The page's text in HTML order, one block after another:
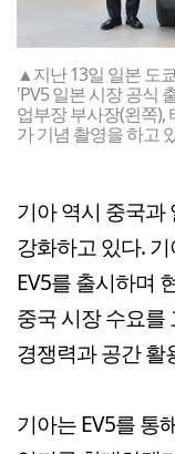
▲지난 13일 일본 도
'PV5 일본 시장 공식
업부장 부사장(왼쪽),
가 기념 촬영을 하고
기아 역시 중국과
강화하고 있다.
EV5를 출시하며
중국 시장 수요를
경쟁력과 공간 활
기아는 EV5를 통